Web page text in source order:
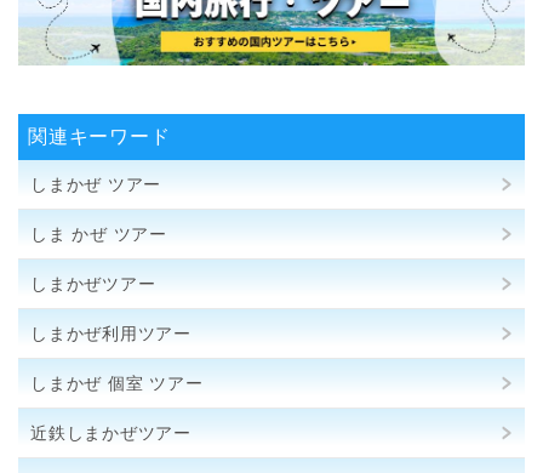
関連キーワード
しまかぜ ツアー
しま かぜ ツアー
しまかぜツアー
しまかぜ利用ツアー
しまかぜ 個室 ツアー
近鉄しまかぜツアー